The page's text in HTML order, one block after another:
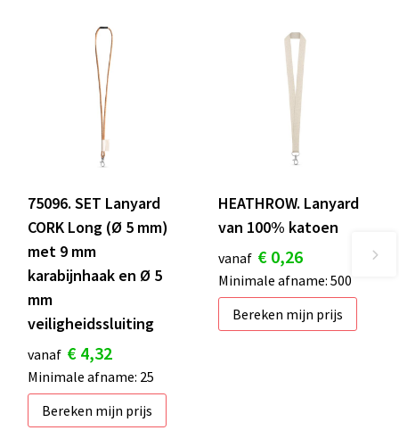
75096. SET Lanyard
CORK Long (Ø 5 mm)
met 9 mm
karabijnhaak en Ø 5
mm
veiligheidssluiting
vanaf € 4,32
Minimale afname: 25
Bereken mijn prijs
HEATHROW. Lanyard
van 100% katoen
vanaf € 0,26
Minimale afname: 500
Bereken mijn prijs